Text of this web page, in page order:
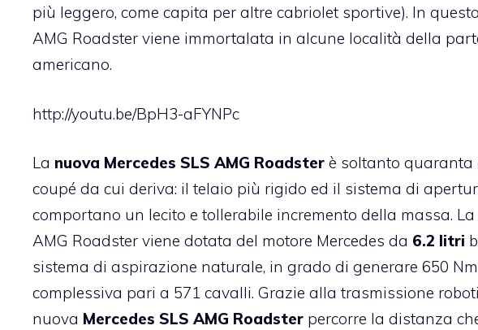
più leggero, come capita per altre cabriolet sportive). In questo
AMG Roadster viene immortalata in alcune località della
americano.
http://youtu.be/BpH3-aFYNPc
La nuova Mercedes SLS AMG Roadster è soltanto quaranta
coupé da cui deriva: il telaio più rigido ed il sistema di
comportano un lecito e tollerabile incremento della massa.
AMG Roadster viene dotata del motore Mercedes da 6.2 litri
sistema di aspirazione naturale, in grado di generare 650
complessiva pari a 571 cavalli. Grazie alla trasmissione
nuova Mercedes SLS AMG Roadster percorre la distanza